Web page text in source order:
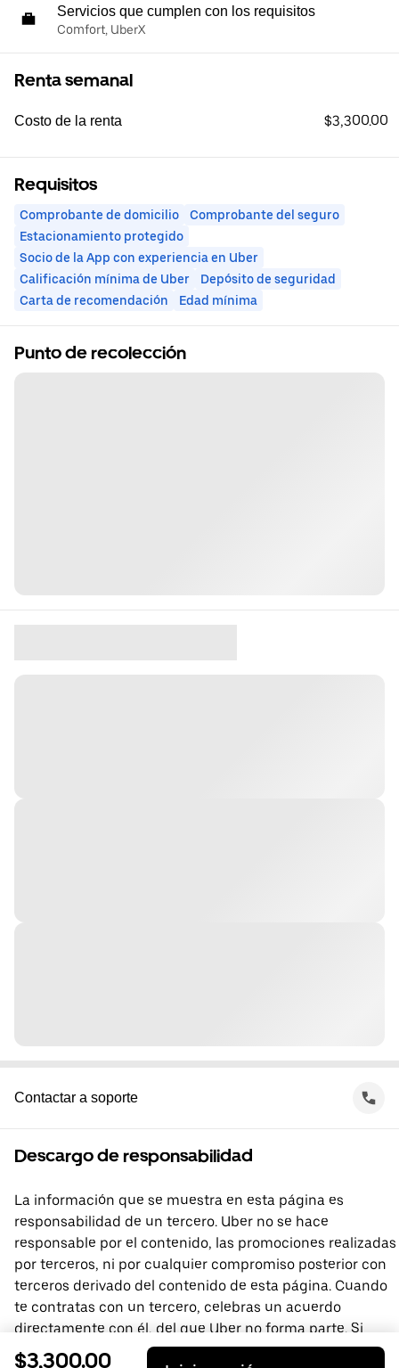
Servicios que cumplen con los requisitos
Comfort, UberX
Renta semanal
Costo de la renta $3,300.00
Requisitos
Comprobante de domicilio
Comprobante del seguro
Estacionamiento protegido
Socio de la App con experiencia en Uber
Calificación mínima de Uber
Depósito de seguridad
Carta de recomendación
Edad mínima
Punto de recolección
Contactar a soporte
Descargo de responsabilidad
La información que se muestra en esta página es
responsabilidad de un tercero. Uber no se hace
responsable por el contenido, las promociones realizadas
por terceros, ni por cualquier compromiso posterior con
terceros derivado del contenido de esta página. Cuando
te contratas con un tercero, celebras un acuerdo
directamente con él, del que Uber no forma parte. Si
tienes preguntas, comunícate directamente con el
$3,300.00